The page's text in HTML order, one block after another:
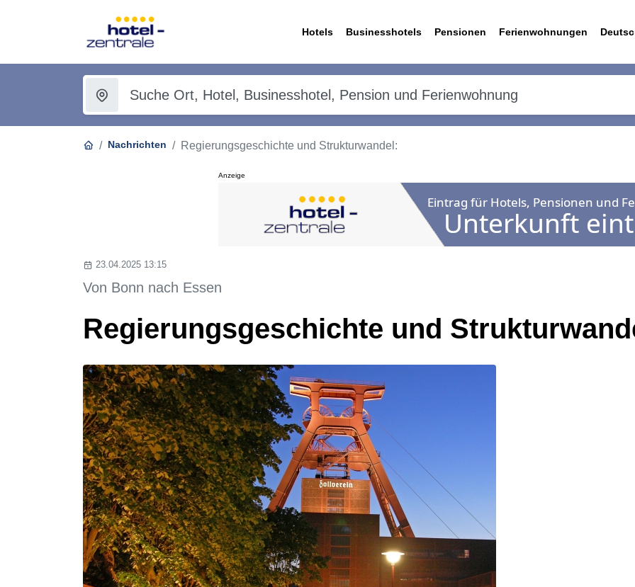
Hotels Businesshotels Pensionen Ferienwohnungen
Nachrichten Regierungsgeschichte und Strukturwandel:
Anzeige
23.04.2025 13:15
Von Bonn nach Essen
Regierungsgeschichte und